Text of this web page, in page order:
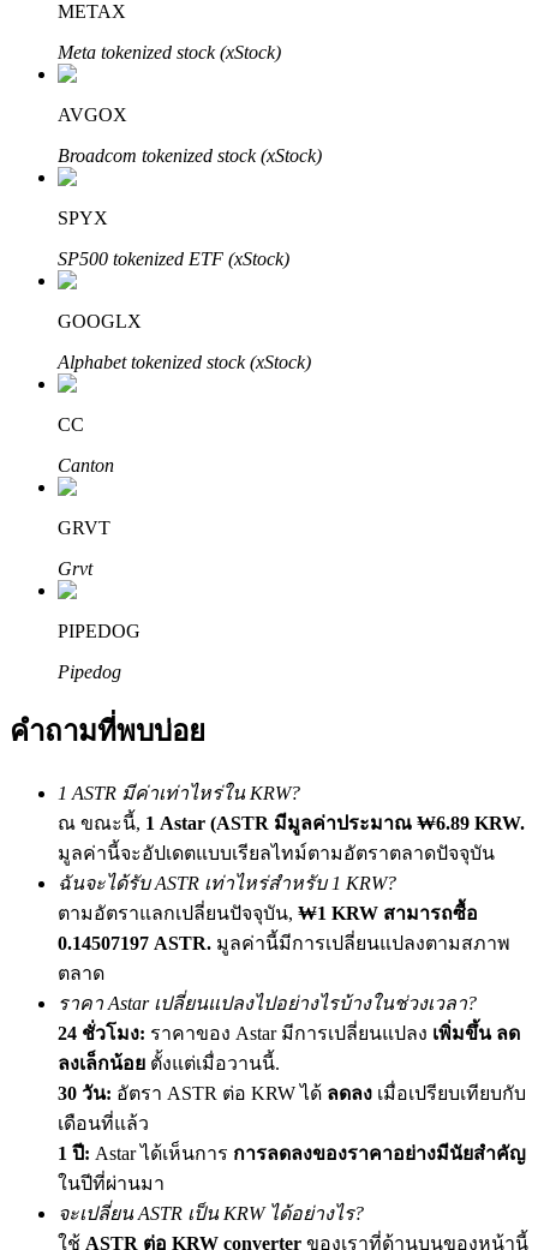
พันธมิตร Bitrue
พันธมิตร Bitrue
มากถึง 65% คอมมิชชั่น!
การแนะนำ
เชิญเพื่อนเพื่อรับรางวัลเงินสด
BTC Welcome Rewards
Deposit & Trade BTC to Share 25000 USDT prize pool!
Deposit CASHCAT & Win
METAX
Meta tokenized stock (xStock)
AVGOX
Broadcom tokenized stock (xStock)
SPYX
SP500 tokenized ETF (xStock)
GOOGLX
Alphabet tokenized stock (xStock)
CC
Canton
GRVT
Grvt
PIPEDOG
Pipedog
คำถามที่พบบ่อย
1 ASTR มีค่าเท่าไหร่ใน KRW?
ณ ขณะนี้, 1 Astar (ASTR มีมูลค่าประมาณ ₩6.89 KRW.
มูลค่านี้จะอัปเดตแบบเรียลไทม์ตามอัตราตลาดปัจจุบัน
ฉันจะได้รับ ASTR เท่าไหร่สำหรับ 1 KRW?
ตามอัตราแลกเปลี่ยนปัจจุบัน, ₩1 KRW สามารถซื้อ
0.14507197 ASTR. มูลค่านี้มีการเปลี่ยนแปลงตามสภาพ
ตลาด
ราคา Astar เปลี่ยนแปลงไปอย่างไรบ้างในช่วงเวลา?
24 ชั่วโมง: ราคาของ Astar มีการเปลี่ยนแปลง เพิ่มขึ้น ลด
ลงเล็กน้อย ตั้งแต่เมื่อวานนี้.
30 วัน: อัตรา ASTR ต่อ KRW ได้ ลดลง เมื่อเปรียบเทียบกับ
เดือนที่แล้ว
1 ปี: Astar ได้เห็นการ การลดลงของราคาอย่างมีนัยสำคัญ
ในปีที่ผ่านมา
จะเปลี่ยน ASTR เป็น KRW ได้อย่างไร?
ใช้ ASTR ต่อ KRW converter ของเราที่ด้านบนของหน้านี้